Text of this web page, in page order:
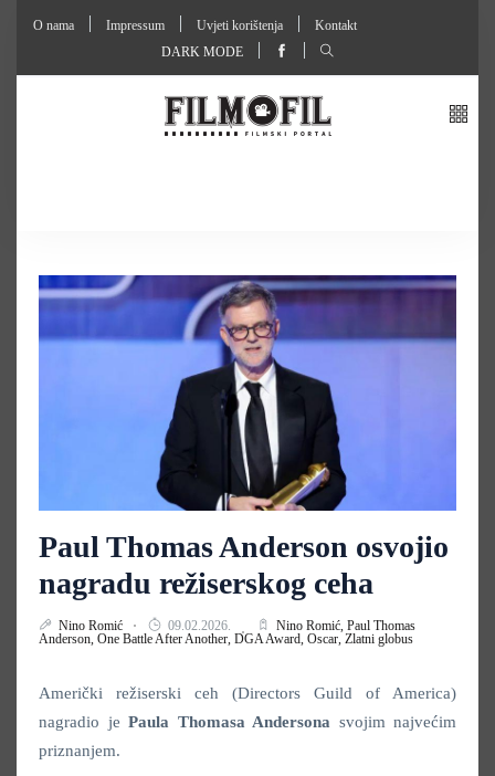
O nama Impressum Uvjeti korištenja
Kontakt
DARK MODE
Paul Thomas Anderson osvojio
nagradu režiserskog ceha
Nino Romić 09.02.2026. Nino Romić, Paul Thomas
Anderson, One Battle After Another, DGA Award, Oscar, Zlatni globus
Američki režiserski ceh (Directors Guild of America)
nagradio je Paula Thomasa Andersona svojim najvećim
priznanjem.